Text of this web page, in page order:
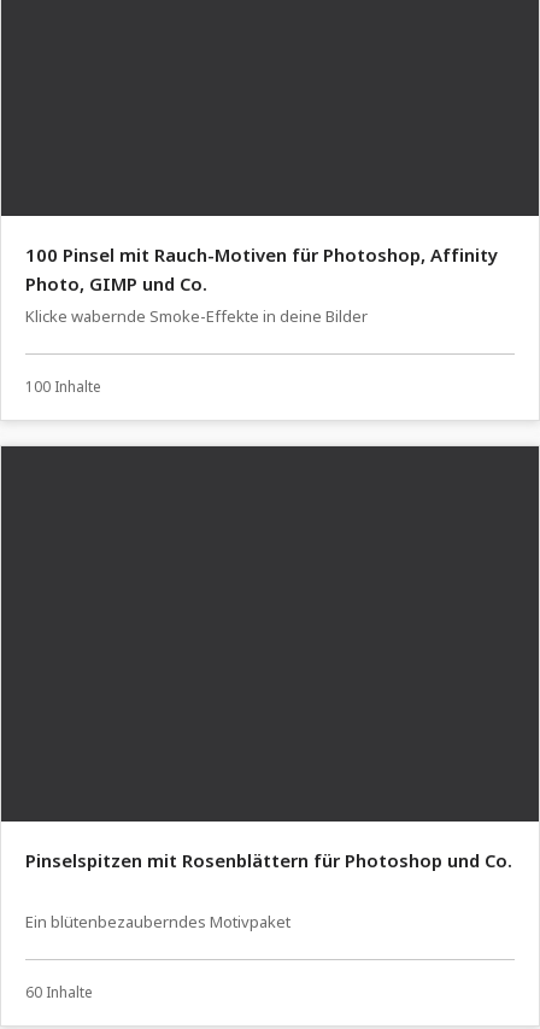
100 Pinsel mit Rauch-Motiven für Photoshop, Affinity
Photo, GIMP und Co.
Klicke wabernde Smoke-Effekte in deine Bilder
100 Inhalte
Pinselspitzen mit Rosenblättern für Photoshop und Co.
Ein blütenbezauberndes Motivpaket
60 Inhalte